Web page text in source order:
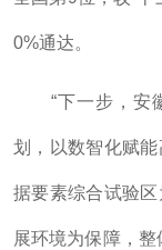
0%通达。
“下一步，安徽
划，以数智化赋
据要素综合试验
展环境为保障，